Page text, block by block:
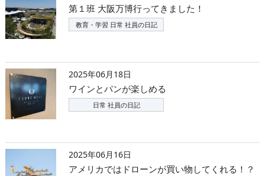
第１班 大阪万博行ってきました！
教育・学習 日常 社員の日記
2025年06月18日
ワインとパンが楽しめる
日常 社員の日記
2025年06月16日
アメリカではドローンが買い物してくれる！？